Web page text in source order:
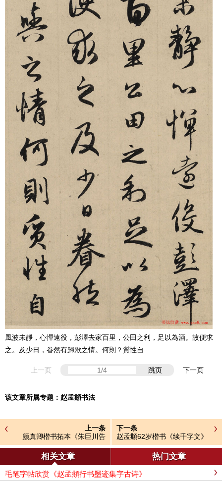
風波未靜，心憚遠役，彭澤去家百里，公田之利，足以為酒。故便求
之。及少日，眷然有歸歟之情。何則？質性自
上一页 跳页 下一页
该文章所属专题： 赵孟頫书法
上一条
颜真卿楷书拓本《朱巨川告
身》
下一条
赵孟頫62岁楷书《续千字文》
相关文章 热门文章
毛笔字帖欣赏《赵孟頫行书墨迹集字古诗》